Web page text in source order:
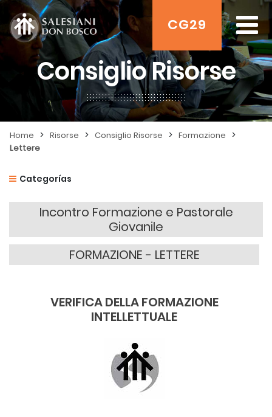
CG29
Consiglio Risorse
Home > Risorse > Consiglio Risorse > Formazione >
Lettere
Categorías
Incontro Formazione e Pastorale
Giovanile
FORMAZIONE - LETTERE
VERIFICA DELLA FORMAZIONE
INTELLETTUALE